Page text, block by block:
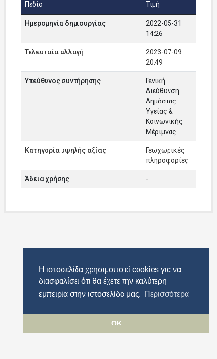
Η ιστοσελίδα χρησιμοποιεί cookies για να
διασφαλίσει ότι θα έχετε την καλύτερη
εμπειρία στην ιστοσελίδα μας. Περισσότερα
OK
Πεδίο Τιμή
Ημερομηνία δημιουργίας
2022-05-31
14:26
Τελευταία αλλαγή
2023-07-09
20:49
Υπεύθυνος συντήρησης
Γενική
Διεύθυνση
Δημόσιας
Υγείας &
Κοινωνικής
Μέριμνας
Κατηγορία υψηλής αξίας
Γεωχωρικές
πληροφορίες
Άδεια χρήσης -